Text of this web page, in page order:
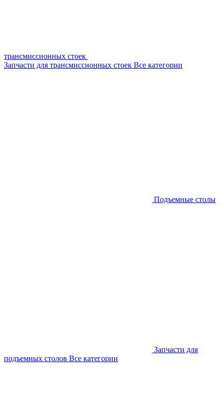
трансмиссионных стоек
Запчасти для трансмиссионных стоек Все категории
Подъемные столы
Запчасти для
подъемных столов Все категории